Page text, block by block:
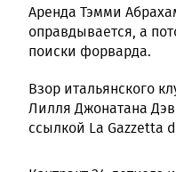
Аренда Тэмми
оправдывается, а
поиски форварда.
Взор итальянского
Лилля Джонатана
ссылкой La Gazzetta